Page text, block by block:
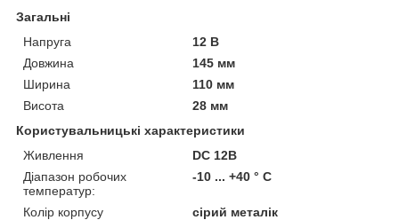
Загальні
Напруга
12 В
Довжина
145 мм
Ширина
110 мм
Висота
28 мм
Користувальницькі характеристики
Живлення
DC 12B
Діапазон робочих
температур:
-10 ... +40 ° С
Колір корпусу сірий металік